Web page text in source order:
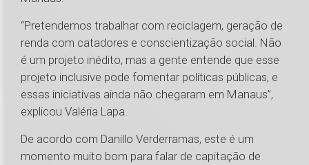
“Pretendemos trabalhar com reciclagem, geração de
renda com catadores e conscientização social. Não
é um projeto inédito, mas a gente entende que esse
projeto inclusive pode fomentar políticas públicas, e
essas iniciativas ainda não chegaram em Manaus”,
explicou Valéria Lapa.
De acordo com Danillo Verderramas, este é um
momento muito bom para falar de capitação de